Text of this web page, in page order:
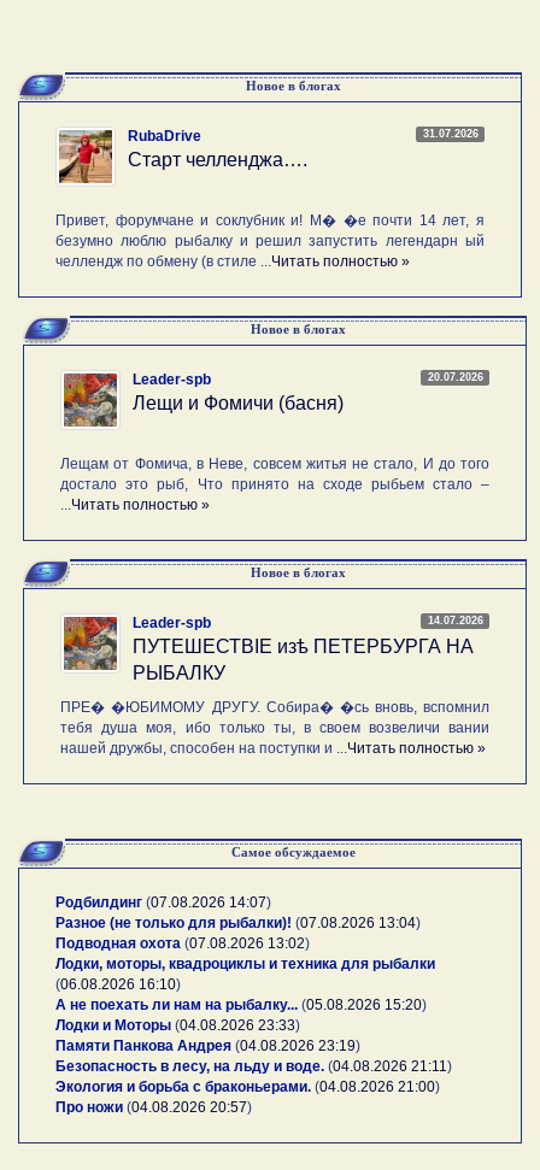
Новое в блогах
31.07.2026
RubaDrive
Старт челленджа….
Привет, форумчане и соклубник и! М� �е почти 14 лет, я
безумно люблю рыбалку и решил запустить легендарн ый
челлендж по обмену (в стиле ... Читать полностью »
Новое в блогах
20.07.2026
Leader-spb
Лещи и Фомичи (басня)
Лещам от Фомича, в Неве, совсем житья не стало, И до того
достало это рыб, Что принято на сходе рыбьем стало –
Читать полностью »
Новое в блогах
14.07.2026
Leader-spb
ПУТЕШЕСТВIE изѣ ПЕТЕРБУРГА НА
РЫБАЛКУ
ПРЕ� �ЮБИМОМУ ДРУГУ. Собира� �сь вновь, вспомнил
тебя душа моя, ибо только ты, в своем возвеличи вании
нашей дружбы, способен на поступки и ... Читать полностью »
Самое обсуждаемое
Родбилдинг (07.08.2026 14:07)
Разное (не только для рыбалки)! (07.08.2026 13:04)
Подводная охота (07.08.2026 13:02)
Лодки, моторы, квадроциклы и техника для рыбалки
(06.08.2026 16:10)
А не поехать ли нам на рыбалку... (05.08.2026 15:20)
Лодки и Моторы (04.08.2026 23:33)
Памяти Панкова Андрея (04.08.2026 23:19)
Безопасность в лесу, на льду и воде. (04.08.2026 21:11 )
Экология и борьба с браконьерами. (04.08.2026 21:00)
Про ножи (04.08.2026 20:57)